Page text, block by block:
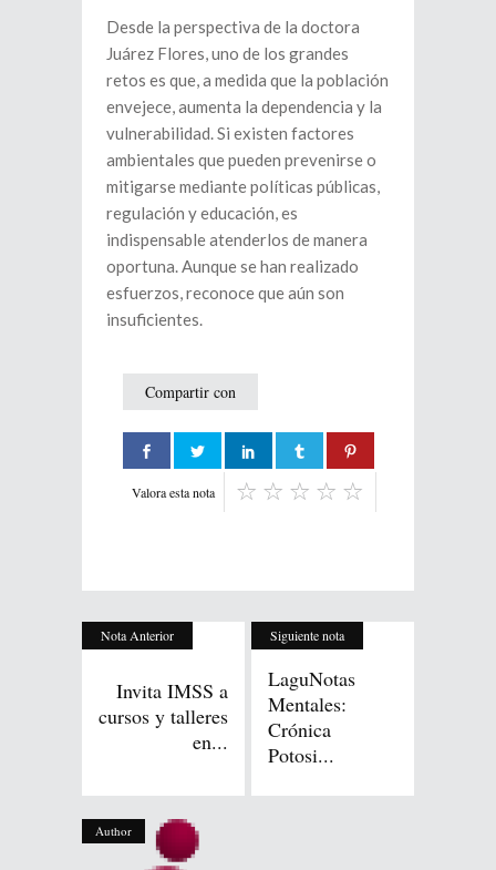
Desde la perspectiva de la doctora
Juárez Flores, uno de los grandes
retos es que, a medida que la población
envejece, aumenta la dependencia y la
vulnerabilidad. Si existen factores
ambientales que pueden prevenirse o
mitigarse mediante políticas públicas,
regulación y educación, es
indispensable atenderlos de manera
oportuna. Aunque se han realizado
esfuerzos, reconoce que aún son
insuficientes.
Compartir con
Valora esta nota
Nota Anterior
Invita IMSS a
cursos y talleres
en...
Siguiente nota
LaguNotas
Mentales:
Crónica
Potosi...
Author